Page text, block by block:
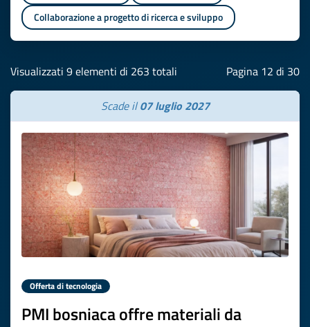
Collaborazione a progetto di ricerca e sviluppo
Visualizzati 9 elementi di 263 totali Pagina 12 di 30
Scade il07 luglio 2027
Offerta di tecnologia
PMI bosniaca offre materiali da